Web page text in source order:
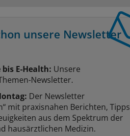
unsere Newsletter
E-Health: Unsere
Newsletter.
Der Newsletter
mit praxisnahen Berichten, Tipps
aus dem Spektrum der
hausärztlichen Medizin.